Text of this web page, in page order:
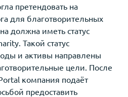
претендовать на
для благотворительных
должна иметь статус
Такой статус
и активы направлены
цели. После
компания подаёт
предоставить